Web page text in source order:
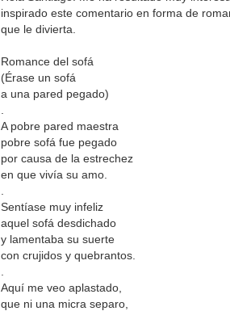
inspirado este comentario en forma de
que le divierta.
Romance del sofá
(Érase un sofá
a una pared pegado)
A pobre pared maestra
pobre sofá fue pegado
por causa de la estrechez
en que vivía su amo.
Sentíase muy infeliz
aquel sofá desdichado
y lamentaba su suerte
con crujidos y quebrantos.
Aquí me veo aplastado,
que ni una micra separo,